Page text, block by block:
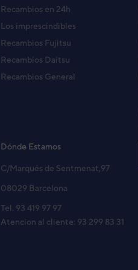
Recambios en 24h
Los imprescindibles
Recambios Fujitsu
Recambios Daitsu
Recambios General
Dónde Estamos
C/Marqués de Sentmenat,97
08029 Barcelona
Tel. 93 419 97 97
Atencion al cliente: 93 299 83 31